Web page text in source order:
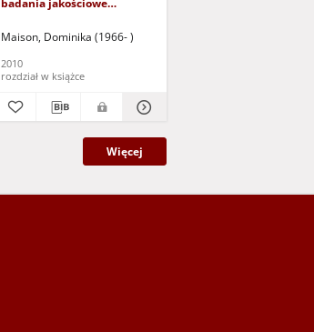
badania jakościowe
dysfunkcją wzroku)
Maison, Dominika (1966- )
2010
rozdział w książce
Więcej